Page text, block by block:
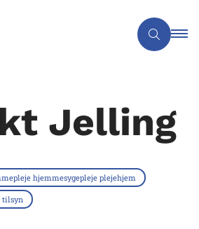
Jelling
hjemmesygepleje plejehjem
tilsyn